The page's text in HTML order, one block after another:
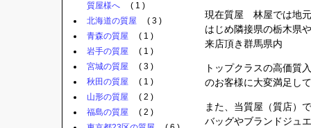
現在質屋 林屋では地
はじめ隣接県の栃木県
来店頂き群馬県内
トップクラスの高価質
のお客様に大変満足し
また、当質屋（質店）
バッグやブランドジュ
質屋様へ ( 1 )
北海道の質屋 ( 3 )
青森の質屋 ( 1 )
岩手の質屋 ( 1 )
宮城の質屋 ( 3 )
秋田の質屋 ( 1 )
山形の質屋 ( 2 )
福島の質屋 ( 2 )